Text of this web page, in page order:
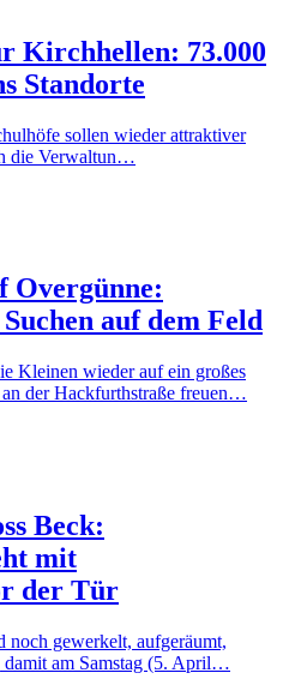
Kirchhellen: 73.000
Standorte
sollen wieder attraktiver
die Verwaltun…
Overgünne:
auf dem Feld
Kleinen wieder auf ein großes
der Hackfurthstraße freuen…
Beck:
mit
der Tür
gewerkelt, aufgeräumt,
damit am Samstag (5. April…